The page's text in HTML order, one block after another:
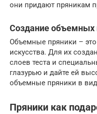
они придают пряникам
Создание объемных
Объемные пряники –
искусства. Для их
слоев теста и
глазурью и дайте ей
объемные пряники в
Пряники как